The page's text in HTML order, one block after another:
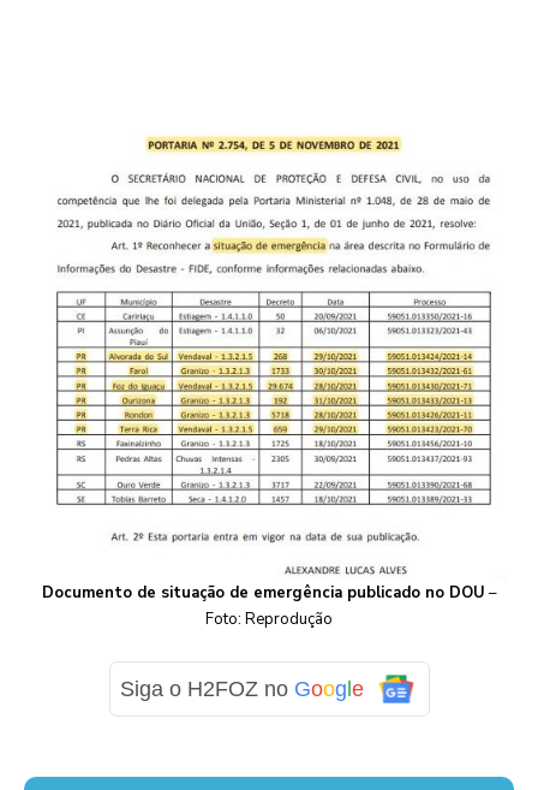
Documento de situação de emergência publicado no DOU –
Foto: Reprodução
Siga o H2FOZ no Google